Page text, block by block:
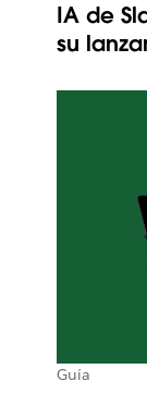
IA de
su
Guía